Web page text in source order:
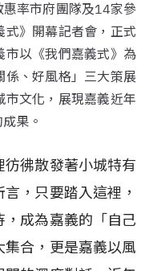
率市府團隊及14家參
式》開幕記者會，正式
市以《我們嘉義式》為
係、好風格」三大策展
文化，展現嘉義近年
果。
彿散發著小城特有
，只要踏入這裡，
成為嘉義的「自己
合，更是嘉義以風